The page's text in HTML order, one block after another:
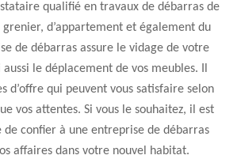
qualifié en travaux de débarras de
grenier, d’appartement et également du
de débarras assure le vidage de votre
le déplacement de vos meubles. Il
d’offre qui peuvent vous satisfaire selon
vos attentes. Si vous le souhaitez, il est
de confier à une entreprise de débarras
affaires dans votre nouvel habitat.